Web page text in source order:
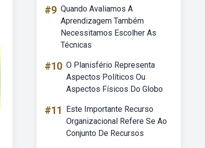
#9 Quando Avaliamos A
Aprendizagem Também
Necessitamos Escolher As
Técnicas
#10 O Planisfério Representa
Aspectos Políticos Ou
Aspectos Físicos Do Globo
#11
Este Importante Recurso
Organizacional Refere Se Ao
Conjunto De Recursos